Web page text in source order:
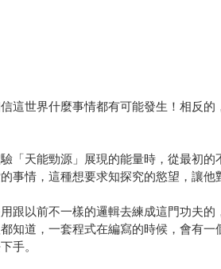
這世界什麼事情都有可能發生！相反
「天能勁源」展現的能量時，從最初
情，這種想要求知探究的慾望，讓他
跟以前不一樣的邏輯去練成這門功夫
知道，一套程式在編寫的時候，會有
手。